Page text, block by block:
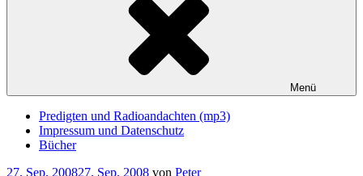
Menü
Predigten und Radioandachten (mp3)
Impressum und Datenschutz
Bücher
Veröffentlicht
27. Sep. 200827. Sep. 2008 von Peter